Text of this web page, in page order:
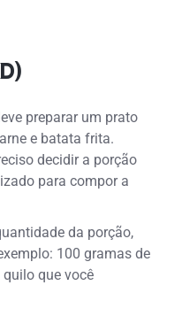
preparar um prato
e batata frita.
decidir a porção
para compor a
da porção,
100 gramas de
quilo que você